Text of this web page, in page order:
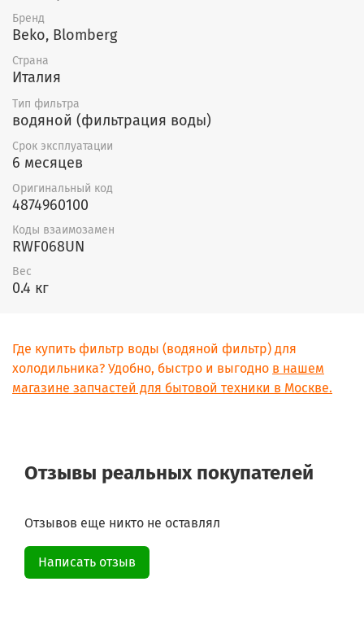
Бренд
Beko, Blomberg
Страна
Италия
Тип фильтра
водяной (фильтрация воды)
Срок эксплуатации
6 месяцев
Оригинальный код
4874960100
Коды взаимозамен
RWF068UN
Вес
0.4 кг
Где купить фильтр воды (водяной фильтр) для
холодильника? Удобно, быстро и выгодно в нашем
магазине запчастей для бытовой техники в Москве.
Отзывы реальных покупателей
Отзывов еще никто не оставлял
Написать отзыв